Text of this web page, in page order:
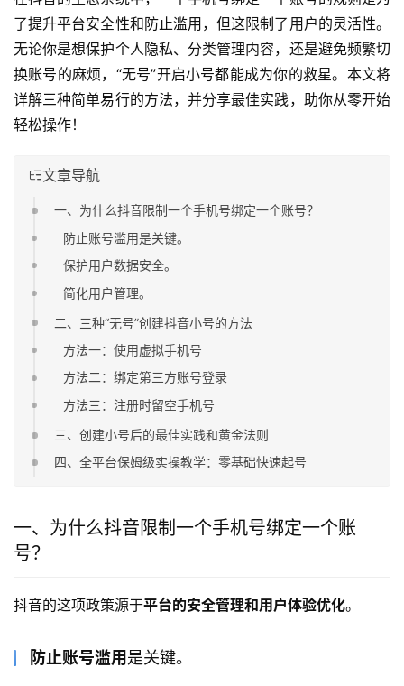
了提升平台安全性和防止滥用，但这限制了用户的灵活性。
无论你是想保护个人隐私、分类管理内容，还是避免频繁切
换账号的麻烦，“无号”开启小号都能成为你的救星。本文将
详解三种简单易行的方法，并分享最佳实践，助你从零开始
轻松操作！
文章导航
一、为什么抖音限制一个手机号绑定一个账号？
防止账号滥用是关键。
保护用户数据安全。
简化用户管理。
二、三种“无号”创建抖音小号的方法
方法一：使用虚拟手机号
方法二：绑定第三方账号登录
方法三：注册时留空手机号
三、创建小号后的最佳实践和黄金法则
四、全平台保姆级实操教学：零基础快速起号
一、为什么抖音限制一个手机号绑定一个账
号？
抖音的这项政策源于平台的安全管理和用户体验优化。
防止账号滥用 是关键。